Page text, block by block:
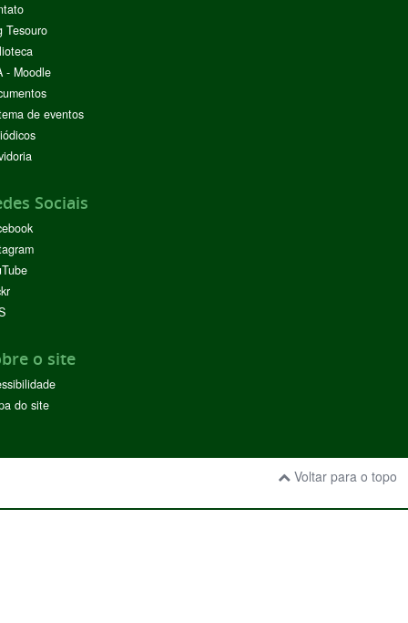
Tesouro
- Moodle
de eventos
Sociais
o site
do site
Voltar para o topo